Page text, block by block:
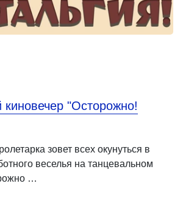
"Осторожно!
зовет всех окунуться в
веселья на танцевальном
…